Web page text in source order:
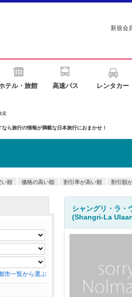
新規会
テル・旅館 高速バス レンタカー
索
ら旅行の情報が満載な日本旅行におまかせ！
い順 価格の高い順 割引率が高い順 割引額
シャングリ・ラ・
(Shangri-La
市一覧から選ぶ